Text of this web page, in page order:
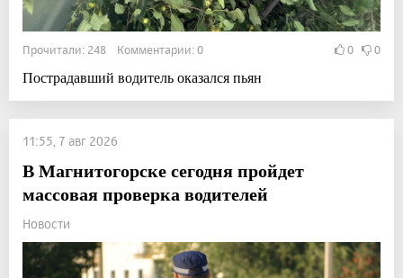
Прочитали: 248 Комментарии: 0 0 0
Пострадавший водитель оказался пьян
11:55, 7 авг 2026
В Магнитогорске сегодня пройдет
массовая проверка водителей
Новости